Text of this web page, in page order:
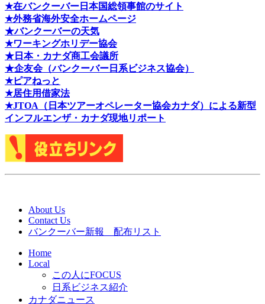
★在バンクーバー日本国総領事館のサイト
★外務省海外安全ホームページ
★バンクーバーの天気
★ワーキングホリデー協会
★日本・カナダ商工会議所
★企友会（バンクーバー日系ビジネス協会）
★ピアねっと
★居住用借家法
★JTOA（日本ツアーオペレーター協会カナダ）による新型
インフルエンザ・カナダ現地リポート
About Us
Contact Us
バンクーバー新報 配布リスト
Home
Local
この人にFOCUS
日系ビジネス紹介
カナダニュース